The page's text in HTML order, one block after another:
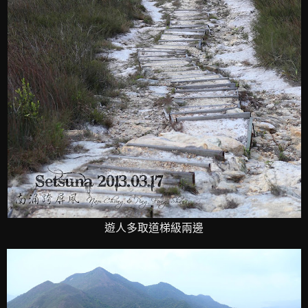
遊人多取道梯級兩邊